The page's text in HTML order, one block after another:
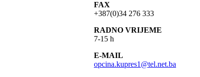
FAX
+387(0)34 276 333
RADNO VRIJEME
7-15 h
E-MAIL
opcina.kupres1@tel.net.ba